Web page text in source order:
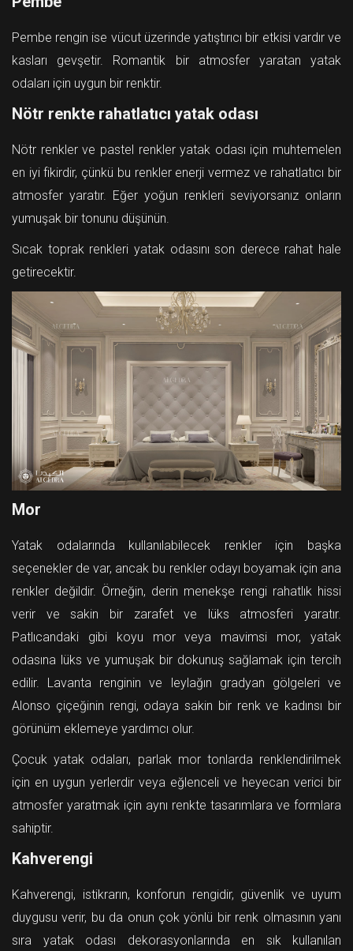
Pembe rengin ise vücut üzerinde yatıştırıcı bir etkisi vardır ve
kasları gevşetir. Romantik bir atmosfer yaratan yatak
odaları için uygun bir renktir.
Nötr renkte rahatlatıcı yatak odası
Nötr renkler ve pastel renkler yatak odası için muhtemelen
en iyi fikirdir, çünkü bu renkler enerji vermez ve rahatlatıcı bir
atmosfer yaratır. Eğer yoğun renkleri seviyorsanız onların
yumuşak bir tonunu düşünün.
Sıcak toprak renkleri yatak odasını son derece rahat hale
getirecektir.
Mor
Yatak odalarında kullanılabilecek renkler için başka
seçenekler de var, ancak bu renkler odayı boyamak için ana
renkler değildir. Örneğin, derin menekşe rengi rahatlık hissi
verir ve sakin bir zarafet ve lüks atmosferi yaratır.
Patlıcandaki gibi koyu mor veya mavimsi mor, yatak
odasına lüks ve yumuşak bir dokunuş sağlamak için tercih
edilir. Lavanta renginin ve leylağın gradyan gölgeleri ve
Alonso çiçeğinin rengi, odaya sakin bir renk ve kadınsı bir
görünüm eklemeye yardımcı olur.
Çocuk yatak odaları, parlak mor tonlarda renklendirilmek
için en uygun yerlerdir veya eğlenceli ve heyecan verici bir
atmosfer yaratmak için aynı renkte tasarımlara ve formlara
sahiptir.
Kahverengi
Kahverengi, istikrarın, konforun rengidir, güvenlik ve uyum
duygusu verir, bu da onun çok yönlü bir renk olmasının yanı
sıra yatak odası dekorasyonlarında en sık kullanılan